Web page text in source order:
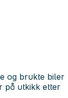
og brukte biler
på utkikk etter